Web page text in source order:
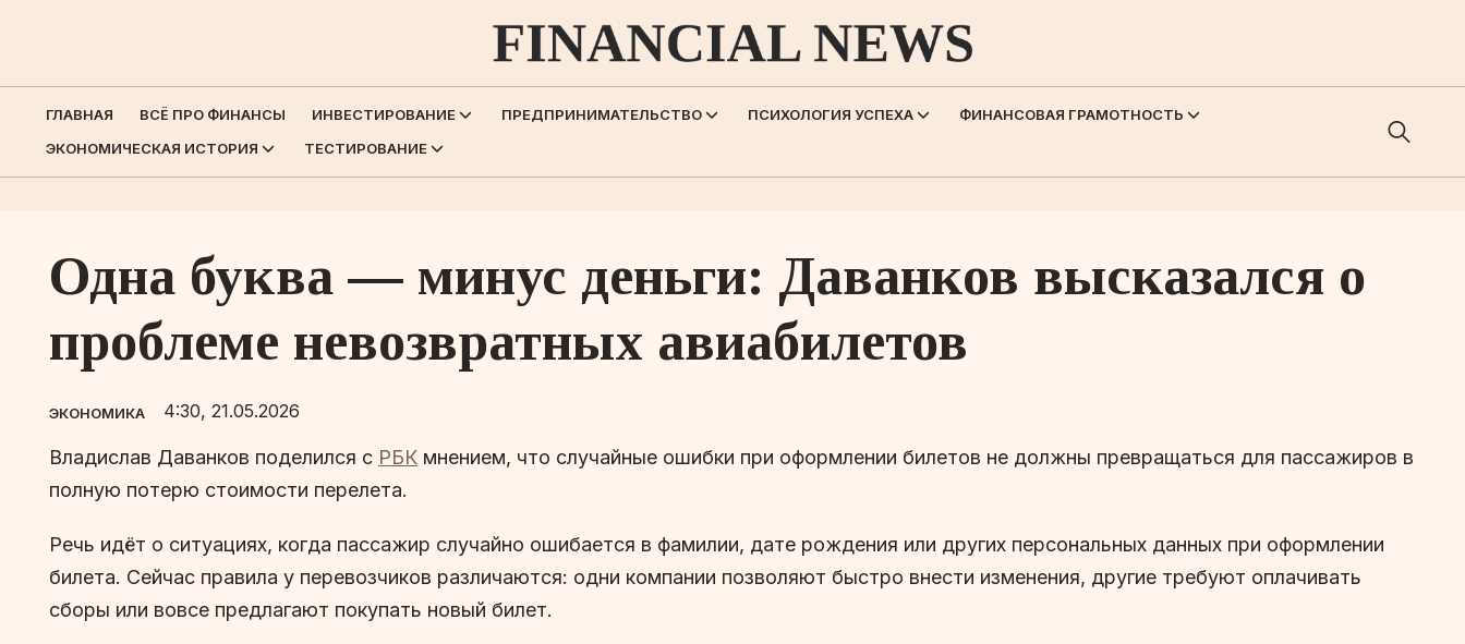
ГЛАВНАЯ ВСЁ ПРО ФИНАНСЫ ИНВЕСТИРОВАНИЕ ПРЕДПРИНИМАТЕЛЬСТВО ПСИХОЛОГИЯ УСПЕХА
ФИНАНСОВАЯ ГРАМОТНОСТЬ
ЭКОНОМИЧЕСКАЯ ИСТОРИЯ
ТЕСТИРОВАНИЕ
Одна буква — минус деньги: Даванков высказался о
проблеме невозвратных авиабилетов
ЭКОНОМИКА 4:30, 21.05.2026
Владислав Даванков поделился с РБК мнением, что случайные ошибки при оформлении билетов не должны превращаться для пассажиров в
полную потерю стоимости перелета.
Речь идёт о ситуациях, когда пассажир случайно ошибается в фамилии, дате рождения или других персональных данных при оформлении
билета. Сейчас правила у перевозчиков различаются: одни компании позволяют быстро внести изменения, другие требуют оплачивать
сборы или вовсе предлагают покупать новый билет.